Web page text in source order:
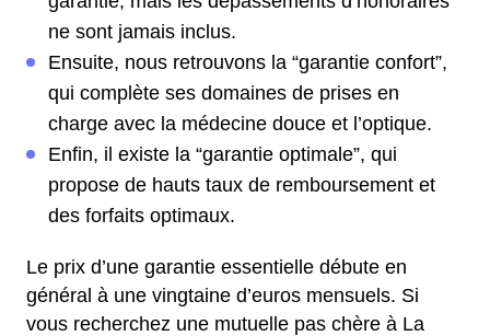
ne sont jamais inclus.
Ensuite, nous retrouvons la “garantie confort”,
qui complète ses domaines de prises en
charge avec la médecine douce et l’optique.
Enfin, il existe la “garantie optimale”, qui
propose de hauts taux de remboursement et
des forfaits optimaux.
Le prix d’une garantie essentielle débute en
général à une vingtaine d’euros mensuels. Si
vous recherchez une mutuelle pas chère à La